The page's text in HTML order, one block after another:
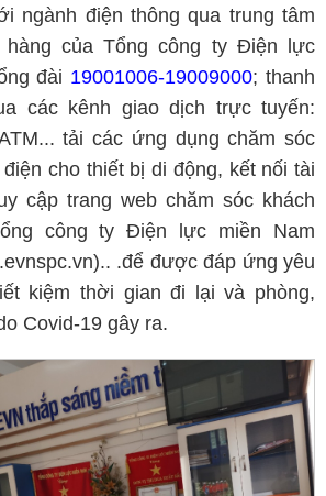
ngành điện thông qua trung tâm
hàng của Tổng công ty Điện lực
đài 19001006-19009000; thanh
các kênh giao dịch trực tuyến:
tải các ứng dụng chăm sóc
cho thiết bị di động, kết nối tài
cập trang web chăm sóc khách
công ty Điện lực miền Nam
.để được đáp ứng yêu
kiệm thời gian đi lại và phòng,
Covid-19 gây ra.